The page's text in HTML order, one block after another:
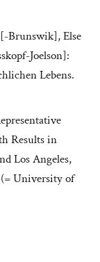
Brunswik], Else
Joelson]:
Lebens.
Results in
Los Angeles,
University of